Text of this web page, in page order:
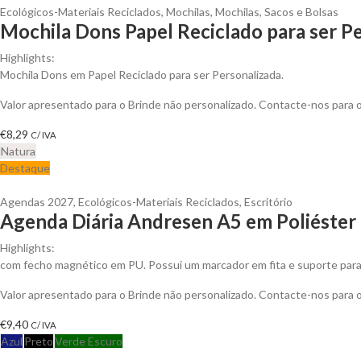
Ecológicos-Materiais Reciclados, Mochilas, Mochilas, Sacos e Bolsas
Mochila Dons Papel Reciclado para ser
Highlights:
Mochila Dons em Papel Reciclado para ser Personalizada.
Valor apresentado para o Brinde não personalizado. Contacte-nos
€8,29 C/ IVA
Natura
Destaque
Agendas 2027, Ecológicos-Materiais Reciclados, Escritório
Agenda Diária Andresen A5 em
Highlights:
com fecho magnético em PU. Possui um marcador em fita e suporte
Valor apresentado para o Brinde não personalizado. Contacte-nos
€9,40 C/ IVA
Azul PretoVerde Escuro